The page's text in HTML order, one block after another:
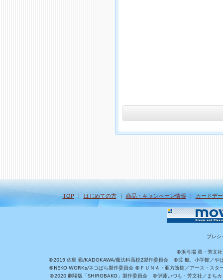
TOP｜ はじめての方｜ 商品・キャンペーン情報 ｜ カードデ
プレシ
©浜弓場 双・芳文社
©2019 佐島 勤/KADOKAWA/魔法科高校2製作委員会 ©渡 航、小学館／や
©NEKO WORKs/ネコぱら製作委員会 ©ＦＵＮＡ・亜方逸樹／アース・ス
©2020 劇場版「SHIROBAKO」製作委員会 ©伊藤いづも・芳文社／まち